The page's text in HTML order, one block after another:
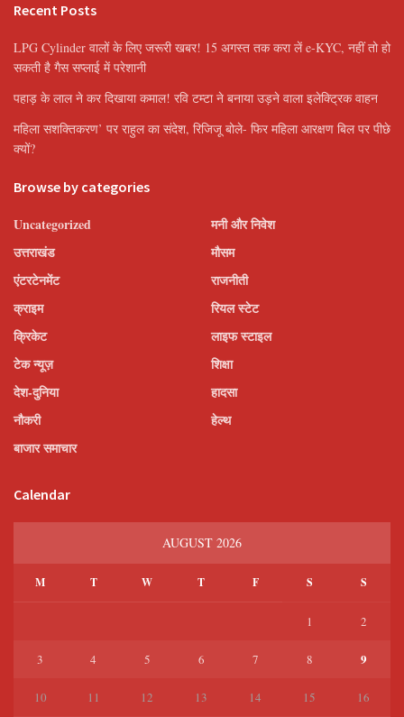
Recent Posts
LPG Cylinder वालों के लिए जरूरी खबर! 15 अगस्त तक करा लें e-KYC, नहीं तो हो
सकती है गैस सप्लाई में परेशानी
पहाड़ के लाल ने कर दिखाया कमाल! रवि टम्टा ने बनाया उड़ने वाला इलेक्ट्रिक वाहन
महिला सशक्तिकरण’ पर राहुल का संदेश, रिजिजू बोले- फिर महिला आरक्षण बिल पर पीछे
क्यों?
Browse by categories
Uncategorized
उत्तराखंड
एंटरटेनमेंट
क्राइम
क्रिकेट
टेक न्यूज़
देश-दुनिया
नौकरी
बाजार समाचार
मनी और निवेश
मौसम
राजनीती
रियल स्टेट
लाइफ स्टाइल
शिक्षा
हादसा
हेल्थ
Calendar
AUGUST 2026
M T W T F S S
1 2
3 4 5 6 7 8 9
10 11 12 13 14 15 16